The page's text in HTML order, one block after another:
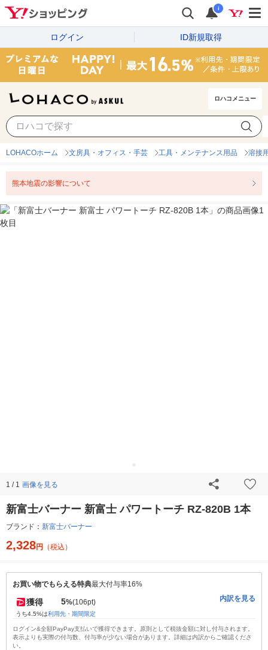
i
ログイン ID新規取得
ロハコメニュー
LOHACOホーム 文房具・オフィス・手芸 工具・メンテナンス用品 溶接
熊本地震の影響について
1 / 1 画像を見る
新富士バーナー 新富士 パワートーチ RZ-820B 1本
ブランド： 新富士バーナー
2,328円 （税込）
お買い物でもらえる特典最大付与率16%
獲得 5%(106pt)
うち4.5%は利用先・期間限定
内訳を見る
ログイン&全額PayPay支払いで獲得できます。原則として税抜金額に対し付与されます。
表示よりも実際の付与数、付与率が少ない場合があります。詳細は内訳からご確認くださ
い。